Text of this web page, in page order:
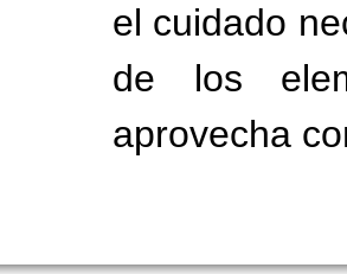
el cuidado
de los
aprovecha